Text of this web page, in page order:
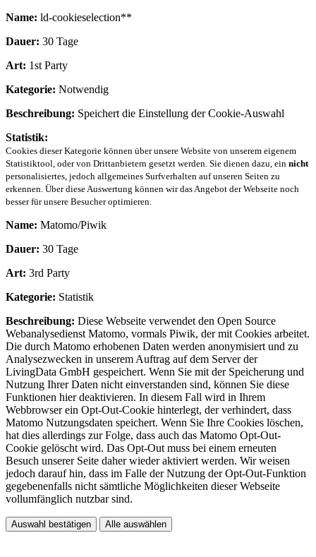
Name: ld-cookieselection**
Dauer: 30 Tage
Art: 1st Party
Kategorie: Notwendig
Beschreibung: Speichert die Einstellung der Cookie-Auswahl
Statistik:
Cookies dieser Kategorie können über unsere Website von unserem eigenem
Statistiktool, oder von Drittanbietern gesetzt werden. Sie dienen dazu, ein nicht
personalisiertes, jedoch allgemeines Surfverhalten auf unseren Seiten zu
erkennen. Über diese Auswertung können wir das Angebot der Webseite noch
besser für unsere Besucher optimieren.
Name: Matomo/Piwik
Dauer: 30 Tage
Art: 3rd Party
Kategorie: Statistik
Beschreibung: Diese Webseite verwendet den Open Source
Webanalysedienst Matomo, vormals Piwik, der mit Cookies arbeitet.
Die durch Matomo erhobenen Daten werden anonymisiert und zu
Analysezwecken in unserem Auftrag auf dem Server der
LivingData GmbH gespeichert. Wenn Sie mit der Speicherung und
Nutzung Ihrer Daten nicht einverstanden sind, können Sie diese
Funktionen hier deaktivieren. In diesem Fall wird in Ihrem
Webbrowser ein Opt-Out-Cookie hinterlegt, der verhindert, dass
Matomo Nutzungsdaten speichert. Wenn Sie Ihre Cookies löschen,
hat dies allerdings zur Folge, dass auch das Matomo Opt-Out-
Cookie gelöscht wird. Das Opt-Out muss bei einem erneuten
Besuch unserer Seite daher wieder aktiviert werden. Wir weisen
jedoch darauf hin, dass im Falle der Nutzung der Opt-Out-Funktion
gegebenenfalls nicht sämtliche Möglichkeiten dieser Webseite
vollumfänglich nutzbar sind.
Auswahl bestätigen Alle auswählen